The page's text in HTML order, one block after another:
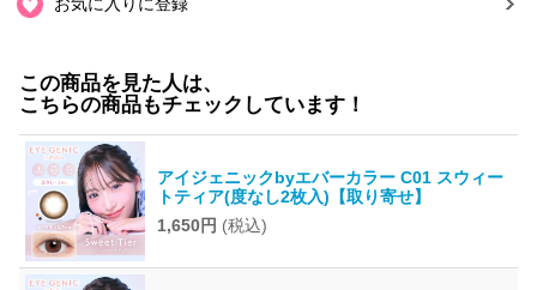
この商品を見た人は、
こちらの商品もチェックしています！
アイジェニックbyエバーカラー C01 スウィー
トティア(度なし2枚入)【取り寄せ】
1,650円 (税込)